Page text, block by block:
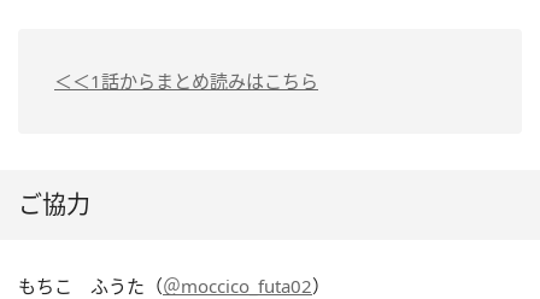
＜＜1話からまとめ読みはこちら
ご協力
もちこ ふうた（＠moccico_futa02）